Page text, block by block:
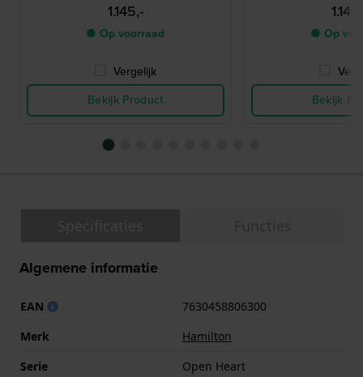
1.145,-
● Op voorraad
Vergelijk
Bekijk Product
● Op
Bekijk
Algemene informatie
EAN
7630458806300
Merk
Hamilton
Serie
Open Heart